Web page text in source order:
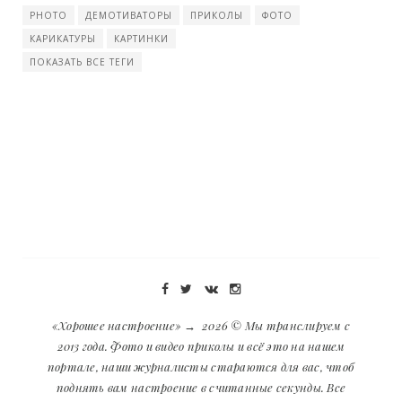
PHOTO ДЕМОТИВАТОРЫ ПРИКОЛЫ
ФОТО
КАРИКАТУРЫ
КАРТИНКИ
ПОКАЗАТЬ ВСЕ ТЕГИ
«Хорошее настроение» → 2026 © Мы транслируем с
2013 года. Фото и видео приколы и всё это на нашем
портале, наши журналисты стараются для вас, чтоб
поднять вам настроение в считанные секунды. Все